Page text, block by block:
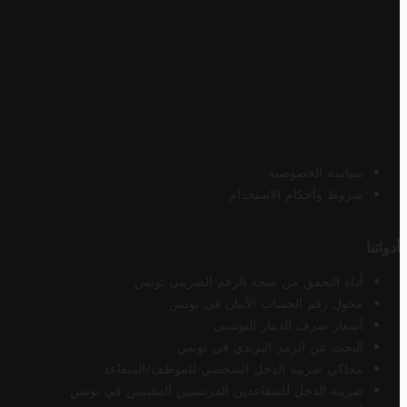
سياسة الخصوصية
شروط وأحكام الاستخدام
أدواتنا
أداة التحقق من صحة الرقم الضريبي تونس
محول رقم الحساب الآيبان في تونس
أسعار صرف الدينار التونسي
البحث عن الرمز البريدي في تونس
محاكي ضريبة الدخل الشخصي للموظف/المتقاعد
ضريبة الدخل للمتقاعدين الفرنسيين المقيمين في تونس